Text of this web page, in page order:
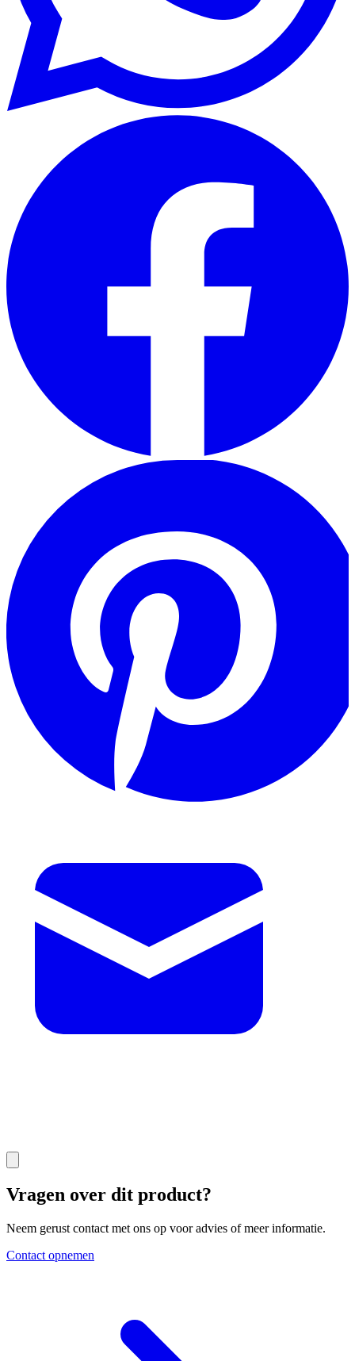
Vragen over dit product?
Neem gerust contact met ons op voor advies of meer informatie.
Contact opnemen